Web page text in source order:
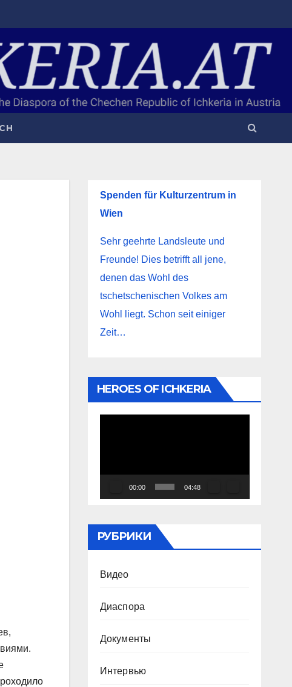
Spenden für Kulturzentrum in
Wien
Sehr geehrte Landsleute und
Freunde! Dies betrifft all jene,
denen das Wohl des
tschetschenischen Volkes am
Wohl liegt. Schon seit einiger
Zeit…
HEROES OF ICHKERIA
00:00 04:48
РУБРИКИ
Видео
Диаспора
Документы
Интервью